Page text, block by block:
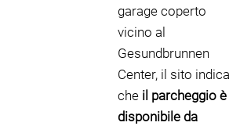
garage coperto
vicino al
Gesundbrunnen
Center, il sito indica
che il parcheggio è
disponibile da